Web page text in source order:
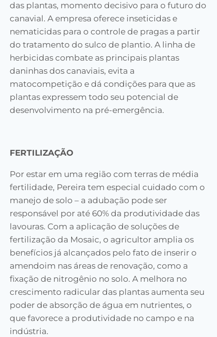
das plantas, momento decisivo para o futuro do
canavial. A empresa oferece inseticidas e
nematicidas para o controle de pragas a partir
do tratamento do sulco de plantio. A linha de
herbicidas combate as principais plantas
daninhas dos canaviais, evita a
matocompetição e dá condições para que as
plantas expressem todo seu potencial de
desenvolvimento na pré-emergência.
FERTILIZAÇÃO
Por estar em uma região com terras de média
fertilidade, Pereira tem especial cuidado com o
manejo de solo – a adubação pode ser
responsável por até 60% da produtividade das
lavouras. Com a aplicação de soluções de
fertilização da Mosaic, o agricultor amplia os
benefícios já alcançados pelo fato de inserir o
amendoim nas áreas de renovação, como a
fixação de nitrogênio no solo. A melhora no
crescimento radicular das plantas aumenta seu
poder de absorção de água em nutrientes, o
que favorece a produtividade no campo e na
indústria.